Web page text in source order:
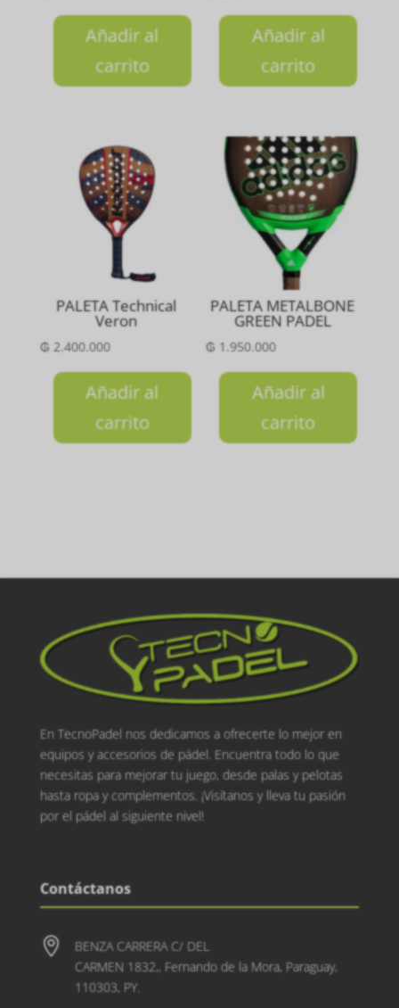
Añadir al
carrito
Añadir al
carrito
PALETA Technical
Veron
₲2.400.000
Añadir al
carrito
PALETA METALBONE
GREEN PADEL
₲ 1.950.000
Añadir al
carrito
En TecnoPadel nos dedicamos a ofrecerte lo mejor en
equipos y accesorios de pádel. Encuentra todo lo que
necesitas para mejorar tu juego, desde palas y pelotas
hasta ropa y complementos. ¡Visítanos y lleva tu pasión
por el pádel al siguiente nivel!
Contáctanos

BENZA CARRERA C/ DEL
CARMEN 1832,, Fernando de la Mora, Paraguay,
110303, PY.